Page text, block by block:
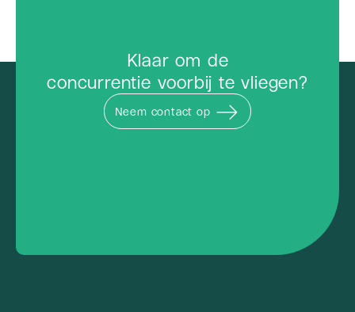
Klaar om de
concurrentie voorbij te vliegen?
Neem contact op